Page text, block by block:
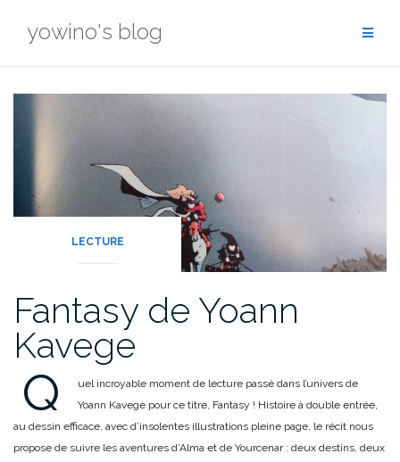
yowino's blog
LECTURE
Fantasy de Yoann
Kavege
Q
uel incroyable moment de lecture passé dans l’univers de
Yoann Kavege pour ce titre, Fantasy ! Histoire à double entrée,
au dessin efficace, avec d’insolentes illustrations pleine page, le récit nous
propose de suivre les aventures d’Alma et de Yourcenar : deux destins, deux